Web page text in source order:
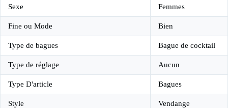
Sexe Femmes
Fine ou Mode Bien
Type de bagues Bague de cocktail
Type de réglage Aucun
Type D'article Bagues
Style Vendange